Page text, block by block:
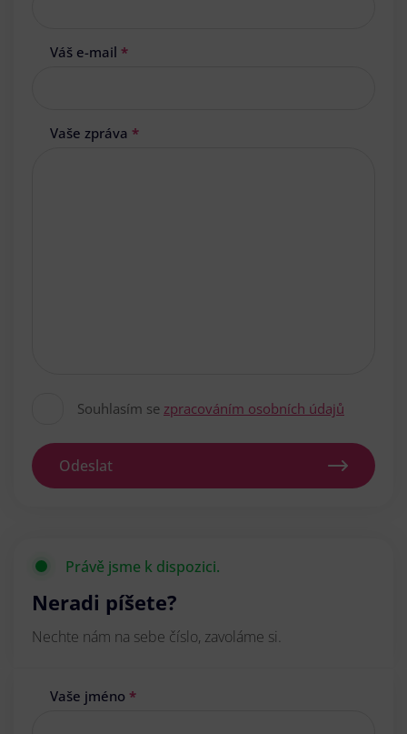
Váš e-mail *
Vaše zpráva *
Souhlasím se zpracováním osobních údajů
Odeslat
Právě jsme k dispozici.
Neradi píšete?
Nechte nám na sebe číslo, zavoláme si.
Vaše jméno *